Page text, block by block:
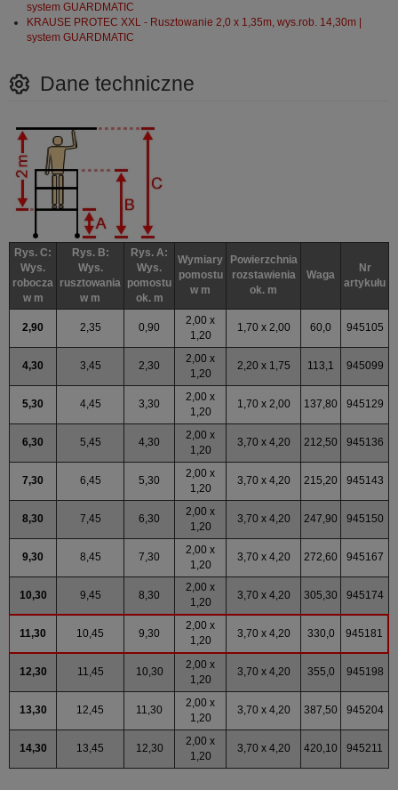
system GUARDMATIC
KRAUSE PROTEC XXL - Rusztowanie 2,0 x 1,35m, wys.rob. 14,30m |
system GUARDMATIC
Dane techniczne
Rys. C:
Wys.
robocza
w m
Rys. B:
Wys.
rusztowania
w m
Rys. A:
Wys.
pomostu
ok. m
Wymiary
pomostu
w m
Powierzchnia
rozstawienia
ok. m
Waga
Nr
artykułu
2,90 2,35 0,90
2,00 x
1,20
1,70 x 2,00 60,0 945105
4,30 3,45 2,30
2,00 x
1,20
2,20 x 1,75 113,1 945099
5,30 4,45 3,30
2,00 x
1,20
1,70 x 2,00 137,80 945129
6,30 5,45 4,30
2,00 x
1,20
3,70 x 4,20 212,50 945136
7,30 6,45 5,30
2,00 x
1,20
3,70 x 4,20 215,20 945143
8,30 7,45 6,30
2,00 x
1,20
3,70 x 4,20 247,90 945150
9,30 8,45 7,30
2,00 x
1,20
3,70 x 4,20 272,60 945167
10,30 9,45 8,30
2,00 x
1,20
3,70 x 4,20 305,30 945174
11,30 10,45 9,30
2,00 x
1,20
3,70 x 4,20 330,0 945181
12,30 11,45 10,30
2,00 x
1,20
3,70 x 4,20 355,0 945198
13,30 12,45 11,30
2,00 x
1,20
3,70 x 4,20 387,50 945204
14,30 13,45 12,30
2,00 x
1,20
3,70 x 4,20 420,10 945211